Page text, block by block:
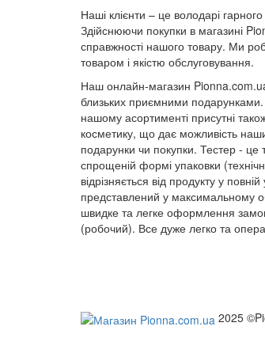
Наші клієнти – це володарі
Здійснюючи покупки в магазині
справжності нашого товару. Ми
товаром і якістю обслуговування.
Наш онлайн-магазин
близьких приємними
нашому асортименті присутні
косметику, що дає можливість
подарунки чи покупки. Тестер -
спрощеній формі упаковки
відрізняється від продукту у
представлений у максимальному
швидке та легке оформлення
(робочий). Все дуже легко та
2025